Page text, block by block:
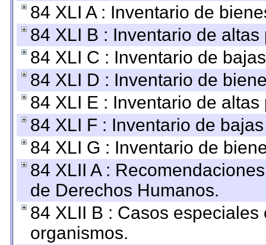
84 XLI A : Inventario de
84 XLI B : Inventario de
84 XLI C : Inventario de
84 XLI D : Inventario de
84 XLI E : Inventario de
84 XLI F : Inventario de
84 XLI G : Inventario de
84 XLII A :
de Derechos Humanos.
84 XLII B : Casos
organismos.